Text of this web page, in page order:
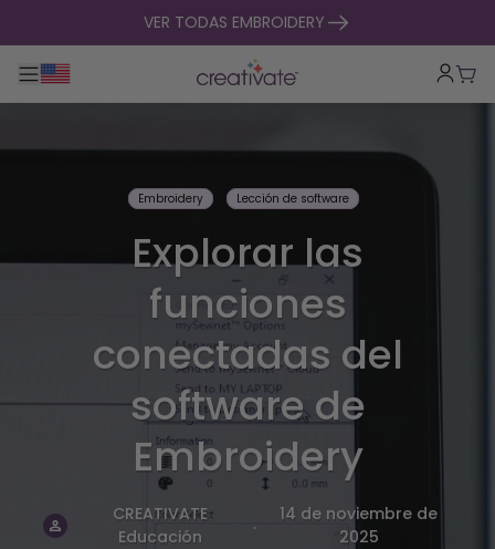
VER TODAS EMBROIDERY
Alternar navegación principal
Embroidery Lección de software
Explorar las
funciones
conectadas del
software de
Embroidery
CREATIVATE
Educación
.
14 de noviembre de
2025